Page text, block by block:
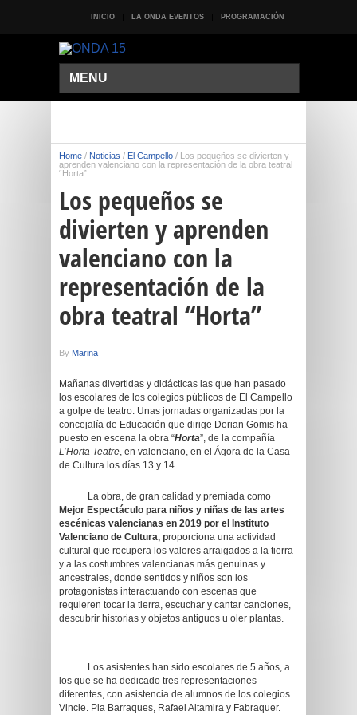
INICIO LA ONDA EVENTOS PROGRAMACIÓN
MENU
Home / Noticias / El Campello / Los pequeños se divierten y
aprenden valenciano con la representación de la obra teatral
“Horta”
Los pequeños se
divierten y aprenden
valenciano con la
representación de la
obra teatral “Horta”
By Marina
Mañanas divertidas y didácticas las que han pasado
los escolares de los colegios públicos de El Campello
a golpe de teatro. Unas jornadas organizadas por la
concejalía de Educación que dirige Dorian Gomis ha
puesto en escena la obra “Horta”, de la compañía
L’Horta Teatre, en valenciano, en el Ágora de la Casa
de Cultura los días 13 y 14.
La obra, de gran calidad y premiada como
Mejor Espectáculo para niños y niñas de las artes
escénicas valencianas en 2019 por el Instituto
Valenciano de Cultura, proporciona una actividad
cultural que recupera los valores arraigados a la tierra
y a las costumbres valencianas más genuinas y
ancestrales, donde sentidos y niños son los
protagonistas interactuando con escenas que
requieren tocar la tierra, escuchar y cantar canciones,
descubrir historias y objetos antiguos u oler plantas.
Los asistentes han sido escolares de 5 años, a
los que se ha dedicado tres representaciones
diferentes, con asistencia de alumnos de los colegios
Vincle. Pla Barraques, Rafael Altamira y Fabraquer.